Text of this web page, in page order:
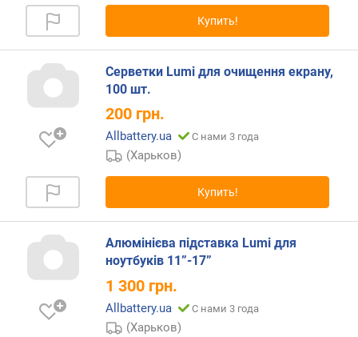
к
ш
в
ы
м
о
т
ы
в
а
Купить!
Серветки Lumi для очищення екрану,
100 шт.
200 грн.
Allbattery.ua С нами 3 года
(Харьков)
Купить!
Алюмінієва підставка Lumi для
ноутбуків 11”-17”
1 300 грн.
Allbattery.ua С нами 3 года
(Харьков)